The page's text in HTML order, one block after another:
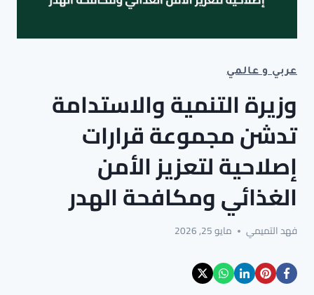
عربي و عالمي
وزيرة التنمية والاستدامة
تدشن مجموعة قرارات
إصلاحية لتعزيز الأمن
الغذائي ومكافحة الهدر
فهد التميمي مايو 25, 2026